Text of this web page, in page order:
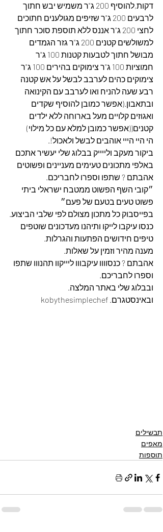
דקות,להוסיף 200 ג"ר משמיש יבש חתוך
לרבעים 200 ג"ר שזיפים מגולענים חתוכים
לחצי 200 ג"ר אננס ללא תוספת סוכר חתוך
למשולשים קטנים 200 ג"ר גזר הגמדים
מבושל חתוך לטבעות קטנות 100 ג"ר
חמוציות 100 ג"ר צימוקים בהירים 100 ג"ר
צימוקים כהים לערבב לבשל על אש קטנה
רבע שעה להניח ואו לערבב עם הקינואה
ובתאבון.(אפשר כמובן להוסיף שקדים
ואגוזים קלויים מעל בארוחה ללא ילדים
קטנים((אפשר כמובן למלא עם כל מילוי)
הי היי הייי אוהבים לבשל ולאכול!.
ביקור מעקב ולייייק בבלוג שלי יעשיר אתכם
באלפי מתכונים טעימים מעניינים ופשוטים
אהבתם ? שתפו וספרו לחבריכם.
״קובי השף הפשוט ממטבח ישראלי ביתי
פשוט טעים בטעם של פעם״
בפייסבוק כל מתכון מצולם לפי שלבי הביצוע.
כנסו עיקבו לייקו ותיהנו מעדכונים שוטפים
טיפים חידושים הפתעות והגרלות.
מענה מהיר וזמין על שאלות.
אהבתם ? כנסוווו עיקבווו ליייקוו תהנווו שתפו
וספרו לחבריכם.
ובבלוג שלי באתר המלצה.
ובאינסטגרם. kobythesimplechef
תבשילים
מאפים
תוספות